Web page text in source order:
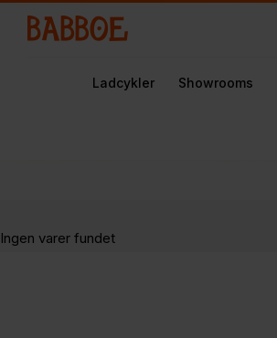
Ladcykler Showrooms
Ingen varer fundet